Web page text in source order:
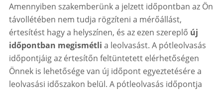
Amennyiben szakemberünk a jelzett időpontban az Ön
távollétében nem tudja rögzíteni a mérőállást,
értesítést hagy a helyszínen, és az ezen szereplő új
időpontban megismétli a leolvasást. A pótleolvasás
időpontjáig az értesítőn feltüntetett elérhetőségen
Önnek is lehetősége van új időpont egyeztetésére a
leolvasási időszakon belül. A pótleolvasás időpontja